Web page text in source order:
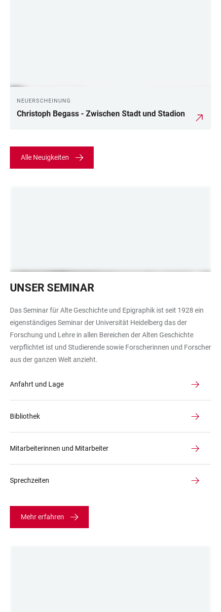
NEUERSCHEINUNG
Christoph Begass - Zwischen Stadt und Stadion
Alle Neuigkeiten
Wand
Postern.
UNSER SEMINAR
Das Seminar für Alte Geschichte und Epigraphik ist seit 1928 ein
eigenständiges Seminar der Universität Heidelberg das der
Forschung und Lehre in allen Bereichen der Alten Geschichte
verpflichtet ist und Studierende sowie Forscherinnen und Forscher
aus der ganzen Welt anzieht.
Anfahrt und Lage
Bibliothek
Mitarbeiterinnen und Mitarbeiter
Sprechzeiten
Mehr erfahren